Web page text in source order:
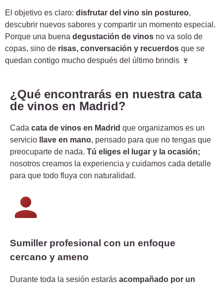
El objetivo es claro: disfrutar del vino sin postureo,
descubrir nuevos sabores y compartir un momento especial.
Porque una buena degustación de vinos no va solo de
copas, sino de risas, conversación y recuerdos que se
quedan contigo mucho después del último brindis 🍷
¿Qué encontrarás en nuestra cata
de vinos en Madrid?
Cada cata de vinos en Madrid que organizamos es un
servicio
llave en mano, pensado para que no tengas que
preocuparte de nada. Tú eliges el lugar y la ocasión;
nosotros creamos la experiencia y cuidamos cada detalle
para que todo fluya con naturalidad.
Sumiller profesional con un enfoque
cercano y ameno
Durante toda la sesión estarás acompañado por un